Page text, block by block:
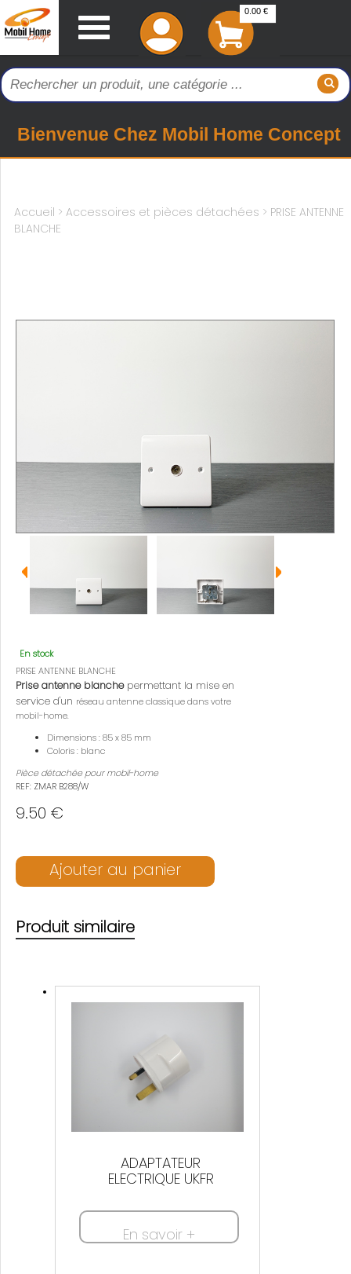
0.00 €
Bienvenue Chez Mobil Home Concept
Accueil > Accessoires et pièces détachées > PRISE ANTENNE
BLANCHE
En stock
PRISE ANTENNE BLANCHE
Prise antenne blanchepermettant la mise en
service d'un réseau antenne classique dans votre
mobil-home.
Dimensions : 85 x 85 mm
Coloris : blanc
Pièce détachée pour mobil-home
REF: ZMAR B288/W
9.50 €
Ajouter au panier
Produit similaire
ADAPTATEUR
ELECTRIQUE UKFR
En savoir +